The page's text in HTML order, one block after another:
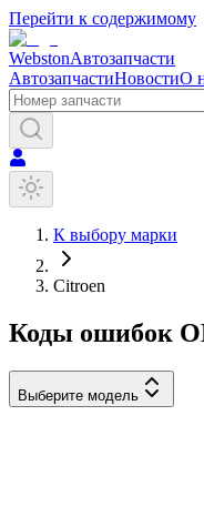
Перейти к содержимому
WebstonАвтозапчасти
АвтозапчастиНовостиО
К выбору марки
Citroen
Коды ошибок
Выберите модель